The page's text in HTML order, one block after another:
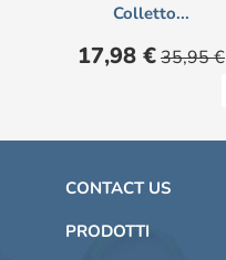
Colletto...
Prezzo
17,98 € Prezzo
base
35,95 €
CONTACT US
PRODOTTI